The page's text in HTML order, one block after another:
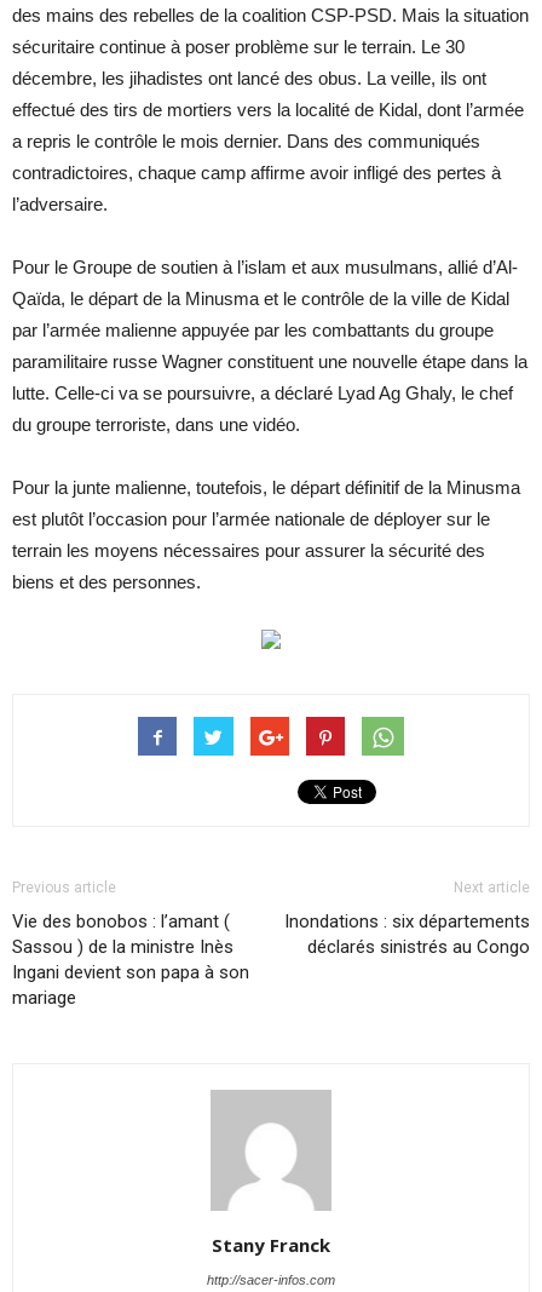
des mains des rebelles de la coalition CSP-PSD. Mais la situation
sécuritaire continue à poser problème sur le terrain. Le 30
décembre, les jihadistes ont lancé des obus. La veille, ils ont
effectué des tirs de mortiers vers la localité de Kidal, dont l’armée
a repris le contrôle le mois dernier. Dans des communiqués
contradictoires, chaque camp affirme avoir infligé des pertes à
l’adversaire.
Pour le Groupe de soutien à l’islam et aux musulmans, allié d’Al-
Qaïda, le départ de la Minusma et le contrôle de la ville de Kidal
par l’armée malienne appuyée par les combattants du groupe
paramilitaire russe Wagner constituent une nouvelle étape dans la
lutte. Celle-ci va se poursuivre, a déclaré Lyad Ag Ghaly, le chef
du groupe terroriste, dans une vidéo.
Pour la junte malienne, toutefois, le départ définitif de la Minusma
est plutôt l’occasion pour l’armée nationale de déployer sur le
terrain les moyens nécessaires pour assurer la sécurité des
biens et des personnes.
Previous article
Vie des bonobos : l’amant (
Sassou ) de la ministre Inès
Ingani devient son papa à son
mariage
Next article
Inondations : six départements
déclarés sinistrés au Congo
Stany Franck
http://sacer-infos.com